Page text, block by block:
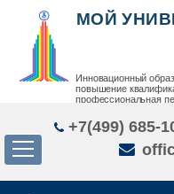
МОЙ
Инновационный
повышение
профессиональная
+7(499) 685-